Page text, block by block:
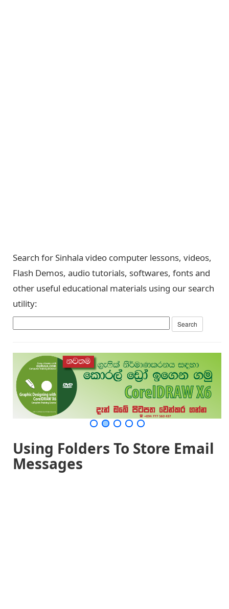
Search for Sinhala video computer lessons, videos,
Flash Demos, audio tutorials, softwares, fonts and
other useful educational materials using our search
utility:
Using Folders To Store Email
Messages